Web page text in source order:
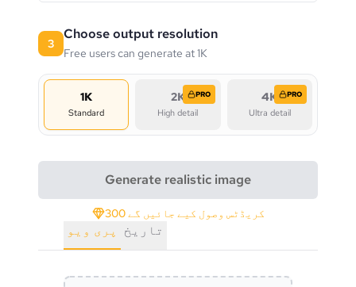
3
Choose output resolution
Free users can generate at 1K
1K
Standard
PRO
2K
High detail
PRO
4K
Ultra detail
Generate realistic image
300 کریڈٹس وصول کیے جائیں گے
پری ویو تاریخ